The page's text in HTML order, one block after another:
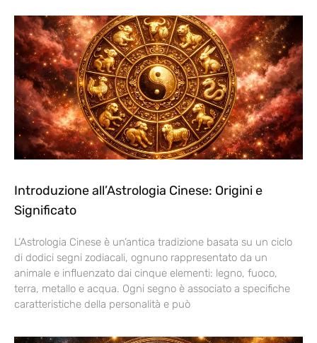
Introduzione all’Astrologia Cinese: Origini e
Significato
L’Astrologia Cinese è un’antica tradizione basata su un ciclo
di dodici segni zodiacali, ognuno rappresentato da un
animale e influenzato dai cinque elementi: legno, fuoco,
terra, metallo e acqua. Ogni segno è associato a specifiche
caratteristiche della personalità e può